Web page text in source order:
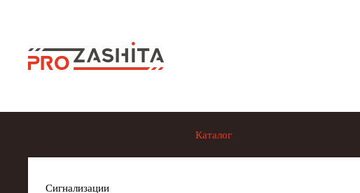
Каталог
Сигнализации